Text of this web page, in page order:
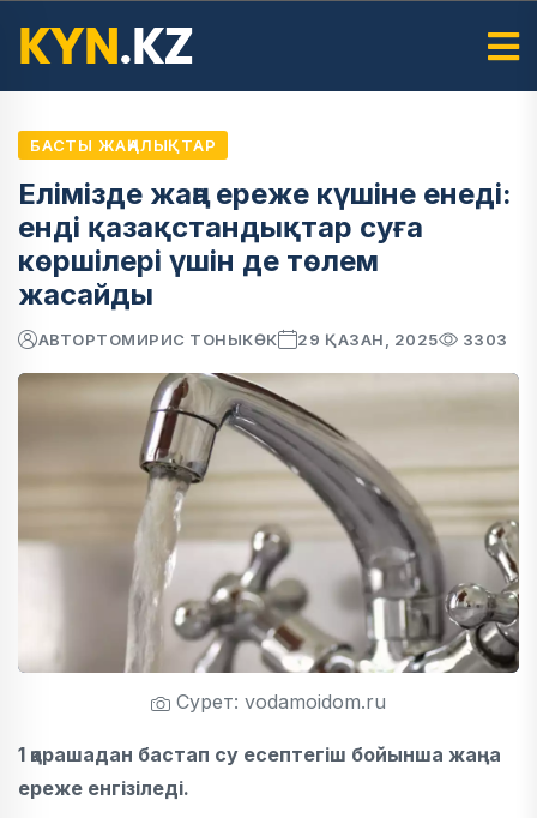
БАСТЫ ЖАҢАЛЫҚТАР
Елімізде жаңа ереже күшіне енеді:
енді қазақстандықтар суға
көршілері үшін де төлем
жасайды
АВТОРТОМИРИС ТОНЫКӨК 29 ҚАЗАН, 2025 3303
Сурет: vodamoidom.ru
1 қарашадан бастап су есептегіш бойынша жаңа
ереже енгізіледі.